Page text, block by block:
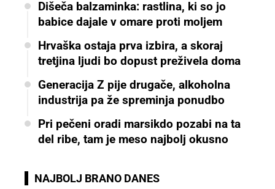
Dišeča balzaminka: rastlina, ki so jo
babice dajale v omare proti moljem
Hrvaška ostaja prva izbira, a skoraj
tretjina ljudi bo dopust preživela doma
Generacija Z pije drugače, alkoholna
industrija pa že spreminja ponudbo
Pri pečeni oradi marsikdo pozabi na ta
del ribe, tam je meso najbolj okusno
NAJBOLJ BRANO DANES